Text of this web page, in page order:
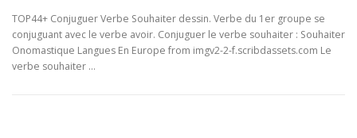
TOP44+ Conjuguer Verbe Souhaiter dessin. Verbe du 1er groupe se
conjuguant avec le verbe avoir. Conjuguer le verbe souhaiter : Souhaiter
Onomastique Langues En Europe from imgv2-2-f.scribdassets.com Le
verbe souhaiter …